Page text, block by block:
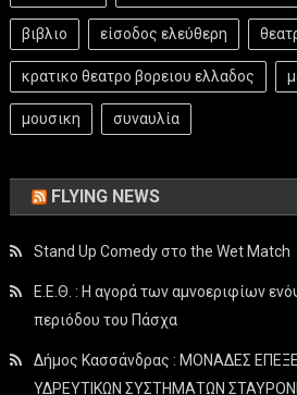
βιβλιο είσοδος ελεύθερη
κρατικο θεατρο βορειου ελλαδος
μουσικη συναυλία
FLYING NEWS
Stand Up Comedy στο the Wet Match
Ε.Ε.Θ. : Η αγορά των αμνοεριφίων
περιόδου του Πάσχα
Δήμος Κασσάνδρας : ΜΟΝΑΔΕΣ
ΥΔΡΕΥΤΙΚΩΝ ΣΥΣΤΗΜΑΤΩΝ